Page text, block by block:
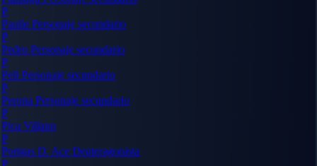
P
Paulie Personaje secundario
P
Pedro Personaje secundario
P
Pell Personaje secundario
P
Perona Personaje secundario
P
Pica Villano
P
Portgas D. Ace Deuteragonista
P